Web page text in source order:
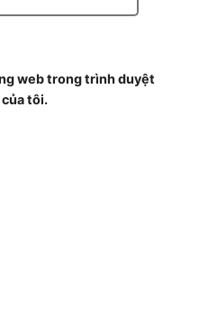
web trong trình duyệt
tôi.